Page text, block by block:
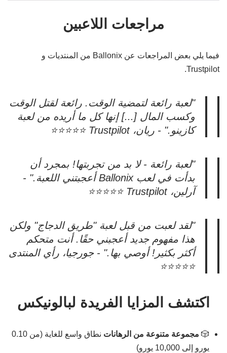
مراجعات اللاعبين
فيما يلي بعض المراجعات عن Ballonix من المنتديات و
Trustpilot.
"لعبة رائعة لتمضية الوقت. رائعة لقتل الوقت
وكسب المال [...] إنها كل ما أريده من لعبة
كازينو." - ريان، Trustpilot ⭐⭐⭐⭐⭐
"لعبة رائعة - لا بد من تجربتها! بمجرد أن
بدأت في لعب Ballonix أعجبتني اللعبة." -
آرلين، Trustpilot ⭐⭐⭐⭐⭐
"لقد لعبت من قبل لعبة "طريق الدجاج" ولكن
هذا مفهوم جديد أعجبني حقًا. أنت متحكم
أكثر بكثير! أوصي بها." - جورجيا، رأي المنتدى
⭐⭐⭐⭐⭐
اكتشف المزايا الفريدة لبالونيكس
🎲 مجموعة متنوعة من الرهانات
نطاق واسع للغاية (من 0.10
يورو إلى 10,000 يورو)